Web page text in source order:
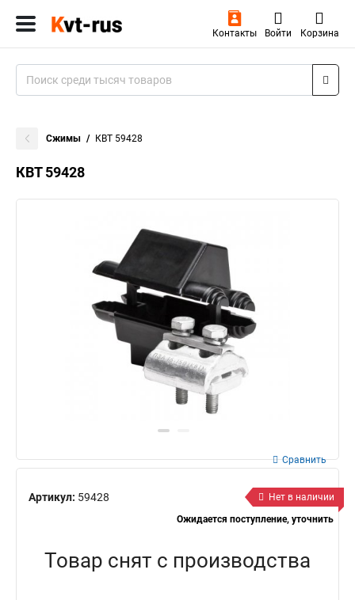
Контакты Войти Корзина
Сжимы КВТ 59428
КВТ 59428
Артикул: 59428
Сравнить
Нет в наличии
Ожидается поступление, уточнить
Товар снят с производства